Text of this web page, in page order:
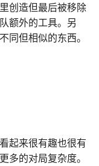
创造但最后被移除
额外的工具。另
同但相似的东西。
起来很有趣也很有
多的对局复杂度。